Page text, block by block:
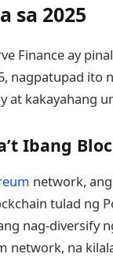
sa 2025
Finance ay
nagpatupad
at kakayahang
Ibang
network,
tulad ng
nag-diversify
network, na